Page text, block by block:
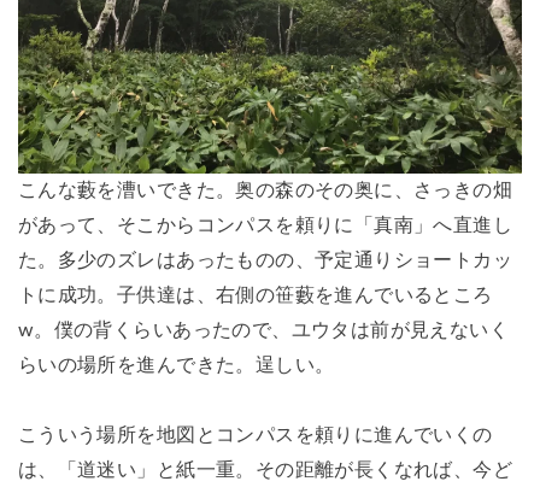
こんな藪を漕いできた。奥の森のその奥に、さっきの畑
があって、そこからコンパスを頼りに「真南」へ直進し
た。多少のズレはあったものの、予定通りショートカッ
トに成功。子供達は、右側の笹藪を進んでいるところ
w。僕の背くらいあったので、ユウタは前が見えないく
らいの場所を進んできた。逞しい。
こういう場所を地図とコンパスを頼りに進んでいくの
は、「道迷い」と紙一重。その距離が長くなれば、今ど